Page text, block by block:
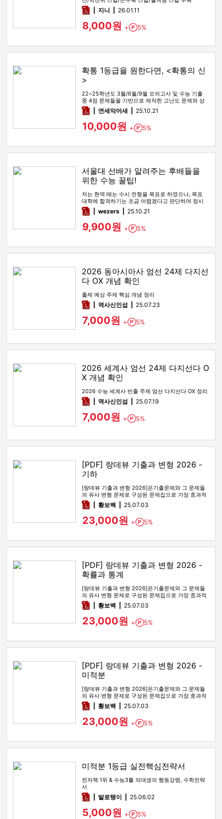
pdf지니 26.01.11
8,000원 + Point
5%
확통 1등급을 원한다면, <확통의 신
>
22~25학년도 3월/6월/9월 모의고사 및 수능 기출
중 4점 문제들을 기반으로 제작한 고난도 문제와 상
세한 해설
pdf연세악어새 25.10.21
10,000원 + Point
5%
서울대 선배가 알려주는 후배들을
위한 수능 꿀팁!
저는 현역 때는 수시 전형을 목표로 하였으나, 목표
대학에 합격하기는 조금 어렵겠다고 판단하여 정시
전형을 노리며 재수를 시…
pdfwezers 25.10.21
9,900원 + Point
5%
2026 동아시아사 엄선 24제 다지선
다 OX 개념 확인
출제 예상 주제 핵심 개념 정리
pdf역사신인섭 25.07.23
7,000원 + Point
5%
2026 세계사 엄선 24제 다지선다 O
X 개념 확인
2026 수능 세계사 빈출 주제 엄선 다지선다 OX 정리
pdf역사신인섭 25.07.19
7,000원 + Point
5%
[PDF] 랑데뷰 기출과 변형 2026 -
기하
[랑데뷰 기출과 변형 2026]은기출문제와 그 문제들
의 유사 변형 문제로 구성된 문제집으로 가장 효과적
인 기출문제 공부 방법…
pdf황보백 25.07.03
23,000원 + Point
5%
[PDF] 랑데뷰 기출과 변형 2026 -
확률과 통계
[랑데뷰 기출과 변형 2026]은기출문제와 그 문제들
의 유사 변형 문제로 구성된 문제집으로 가장 효과적
인 기출문제 공부 방법…
pdf황보백 25.07.03
23,000원 + Point
5%
[PDF] 랑데뷰 기출과 변형 2026 -
미적분
[랑데뷰 기출과 변형 2026]은기출문제와 그 문제들
의 유사 변형 문제로 구성된 문제집으로 가장 효과적
인 기출문제 공부 방법…
pdf황보백 25.07.03
23,000원 + Point
5%
미적분 1등급 실전핵심전략서
전자책 1위 & 수능3틀 의대생의 행동강령, 수학전략
서
pdf발로탱이 25.06.02
5,000원 + Point
5%